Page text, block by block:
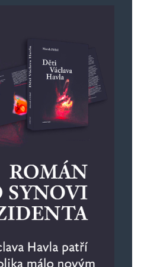
volí Akademický senát
tam bez ohledu na
zástupců (2 z řad
a druhořadé
Fakulta
sportovních studií,
správní, …) se
které jsou odborně silné
vědecký výkon
fakulta,
se bojí, že se na